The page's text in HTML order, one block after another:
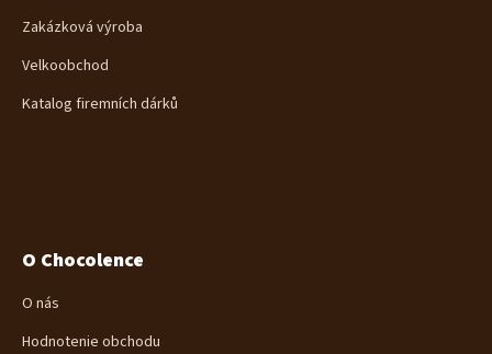
Zakázková výroba
Velkoobchod
Katalog firemních dárků
O Chocolence
O nás
Hodnotenie obchodu